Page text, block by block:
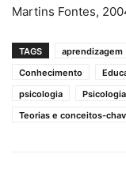
Martins Fontes,
TAGS aprendizagem
Conhecimento
psicologia
Teorias e conceitos-